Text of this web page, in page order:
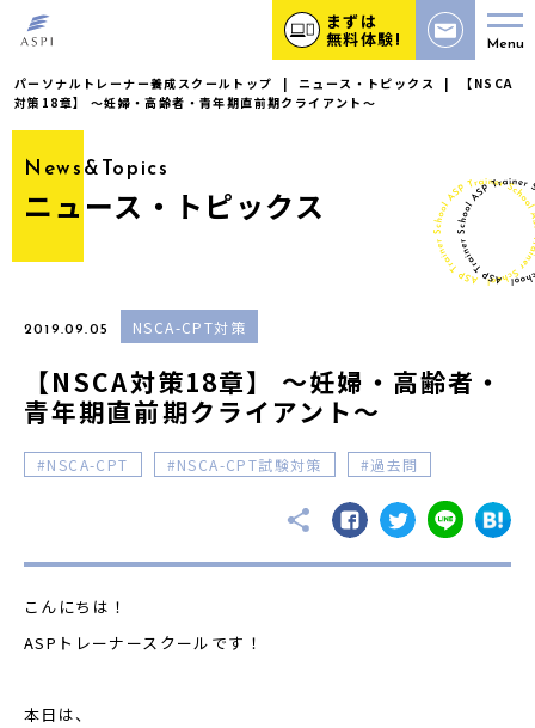
まずは
無料体験! Menu
パーソナルトレーナー養成スクールトップ | ニュース・トピックス |
【NSCA
対策18章】 〜妊婦・高齢者・青年期直前期クライアント〜
News&Topics
ニュース・トピックス
2019.09.05 NSCA-CPT対策
【NSCA対策18章】 〜妊婦・高齢者・
青年期直前期クライアント〜
NSCA-CPT NSCA-CPT試験対策 過去問
こんにちは！
ASP トレーナースクールです！
本日は、